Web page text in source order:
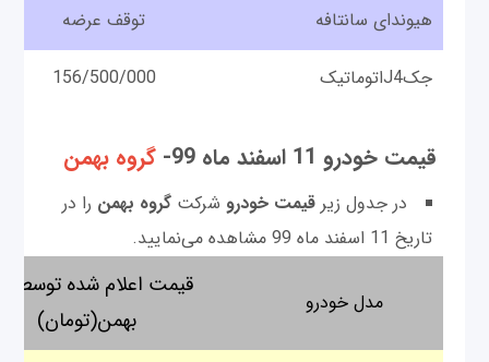
هیوندای سانتافه توقف عرضه
جکJ4اتوماتیک 156/500/000
قیمت خودرو 11 اسفند ماه 99- گروه بهمن
در جدول زیر قیمت خودرو شرکت گروه بهمن را در
تاریخ 11 اسفند ماه 99 مشاهده می‌نمایید.
مدل خودرو
قیمت اعلام شده توسط
بهمن(تومان)